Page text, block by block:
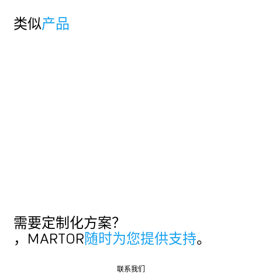
类似产品
需要定制化方案？
，MARTOR 随时为您提供支持。
联系我们